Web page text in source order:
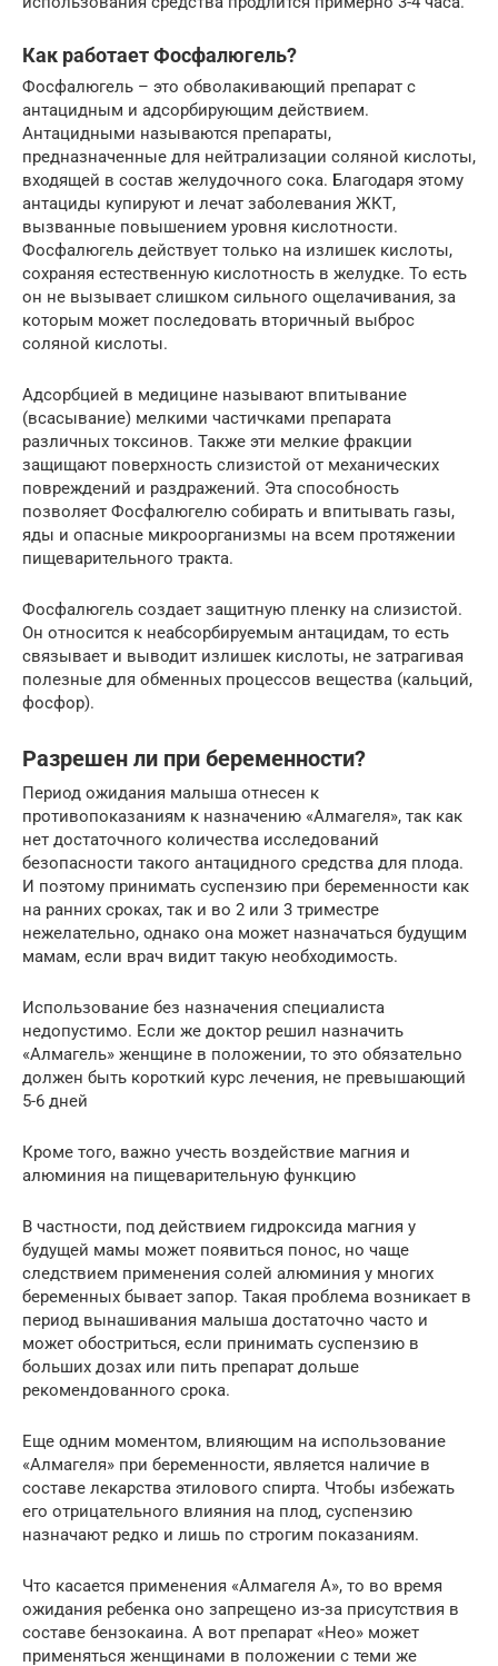
Как работает Фосфалюгель?
Фосфалюгель – это обволакивающий препарат с
антацидным и адсорбирующим действием.
Антацидными называются препараты,
предназначенные для нейтрализации соляной кислоты,
входящей в состав желудочного сока. Благодаря этому
антациды купируют и лечат заболевания ЖКТ,
вызванные повышением уровня кислотности.
Фосфалюгель действует только на излишек кислоты,
сохраняя естественную кислотность в желудке. То есть
он не вызывает слишком сильного ощелачивания, за
которым может последовать вторичный выброс
соляной кислоты.
Адсорбцией в медицине называют впитывание
(всасывание) мелкими частичками препарата
различных токсинов. Также эти мелкие фракции
защищают поверхность слизистой от механических
повреждений и раздражений. Эта способность
позволяет Фосфалюгелю собирать и впитывать газы,
яды и опасные микроорганизмы на всем протяжении
пищеварительного тракта.
Фосфалюгель создает защитную пленку на слизистой.
Он относится к неабсорбируемым антацидам, то есть
связывает и выводит излишек кислоты, не затрагивая
полезные для обменных процессов вещества (кальций,
фосфор).
Разрешен ли при беременности?
Период ожидания малыша отнесен к
противопоказаниям к назначению «Алмагеля», так как
нет достаточного количества исследований
безопасности такого антацидного средства для плода.
И поэтому принимать суспензию при беременности как
на ранних сроках, так и во 2 или 3 триместре
нежелательно, однако она может назначаться будущим
мамам, если врач видит такую необходимость.
Использование без назначения специалиста
недопустимо. Если же доктор решил назначить
«Алмагель» женщине в положении, то это обязательно
должен быть короткий курс лечения, не превышающий
5-6 дней
Кроме того, важно учесть воздействие магния и
алюминия на пищеварительную функцию
В частности, под действием гидроксида магния у
будущей мамы может появиться понос, но чаще
следствием применения солей алюминия у многих
беременных бывает запор. Такая проблема возникает в
период вынашивания малыша достаточно часто и
может обостриться, если принимать суспензию в
больших дозах или пить препарат дольше
рекомендованного срока.
Еще одним моментом, влияющим на использование
«Алмагеля» при беременности, является наличие в
составе лекарства этилового спирта. Чтобы избежать
его отрицательного влияния на плод, суспензию
назначают редко и лишь по строгим показаниям.
Что касается применения «Алмагеля А», то во время
ожидания ребенка оно запрещено из-за присутствия в
составе бензокаина. А вот препарат «Нео» может
применяться женщинами в положении с теми же